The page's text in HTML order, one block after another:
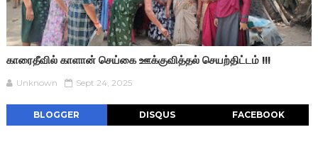
காரைதீவில் காளான் செய்கை ஊக்குவித்தல் செயற்திட்டம் !!!
Unknown Sept 24, 2025
BLOGGER DISQUS FACEBOOK